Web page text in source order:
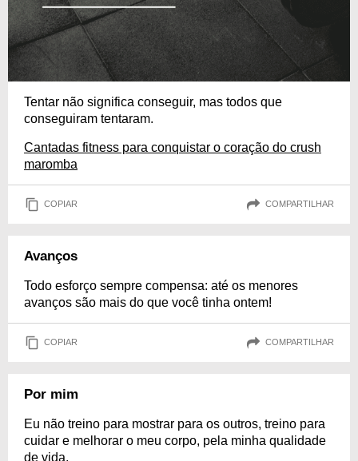
Tentar não significa conseguir, mas todos que
conseguiram tentaram.
Cantadas fitness para conquistar o coração do crush
maromba
COPIAR COMPARTILHAR
Avanços
Todo esforço sempre compensa: até os menores
avanços são mais do que você tinha ontem!
COPIAR COMPARTILHAR
Por mim
Eu não treino para mostrar para os outros, treino para
cuidar e melhorar o meu corpo, pela minha qualidade
de vida.